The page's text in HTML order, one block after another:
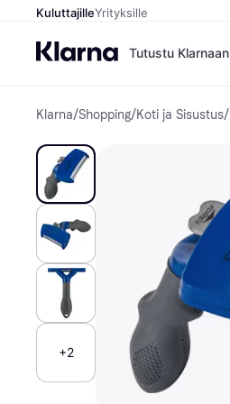
KuluttajilleYrityksille
Tutustu Klarnaan
Klarna/Shopping/Koti ja Sisustus/
+2